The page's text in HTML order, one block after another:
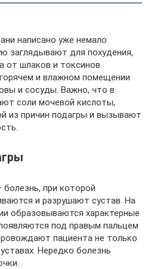
написано уже немало
заглядывают для похудения,
от шлаков и токсинов.
и влажном помещении
и сосуды. Важно, что в
соли мочевой кислоты,
из причин подагры и вызывают
болезнь, при которой
и разрушают сустав. На
образовываются характерные
под правым пальцем
пациента не только
Нередко болезнь